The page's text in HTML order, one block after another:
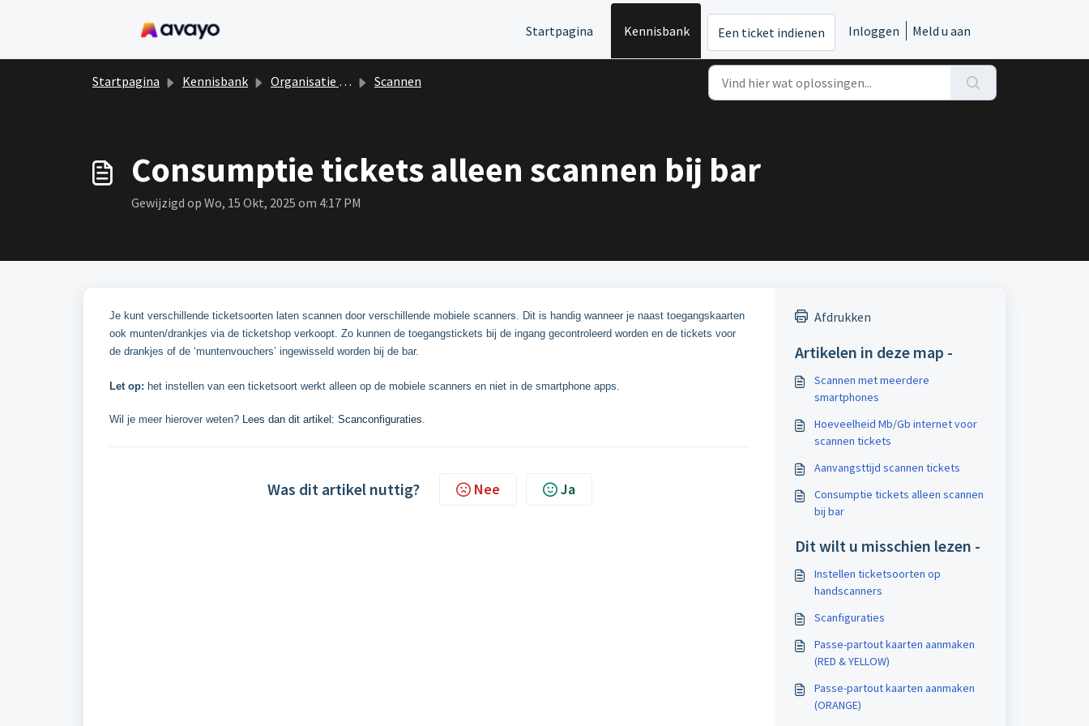
Startpagina
Kennisbank Een ticket indienen Inloggen Meld u aan
Startpagina Kennisbank Organisatie event Scannen
Consumptie tickets alleen scannen bij bar
Gewijzigd op Wo, 15 Okt, 2025 om 4:17 PM
Je kunt verschillende ticketsoorten laten scannen door verschillende mobiele scanners. Dit is handig wanneer je naast toegangskaarten
ook munten/drankjes via de ticketshop verkoopt. Zo kunnen de toegangstickets bij de ingang gecontroleerd worden en de tickets voor
de drankjes of de ‘muntenvouchers’ ingewisseld worden bij de bar.
Let op: het instellen van een ticketsoort werkt alleen op de mobiele scanners en niet in de smartphone apps.
Wil je meer hierover weten? Lees dan dit artikel: Scanconfiguraties.
Was dit artikel nuttig? Nee Ja
Afdrukken
Artikelen in deze map -
Scannen met meerdere
smartphones
Hoeveelheid Mb/Gb internet voor
scannen tickets
Aanvangsttijd scannen tickets
Consumptie tickets alleen scannen
bij bar
Dit wilt u misschien lezen -
Instellen ticketsoorten op
handscanners
Scanfiguraties
Passe-partout kaarten aanmaken
(RED & YELLOW)
Passe-partout kaarten aanmaken
(ORANGE)